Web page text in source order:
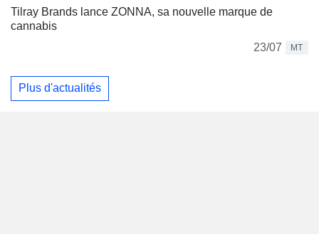
Tilray Brands lance ZONNA, sa nouvelle marque de
cannabis
23/07
MT
Plus d'actualités